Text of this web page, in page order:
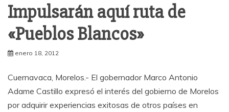
Impulsarán aquí ruta de
«Pueblos Blancos»
enero 18, 2012
Cuernavaca, Morelos.- El gobernador Marco Antonio
Adame Castillo expresó el interés del gobierno de Morelos
por adquirir experiencias exitosas de otros países en